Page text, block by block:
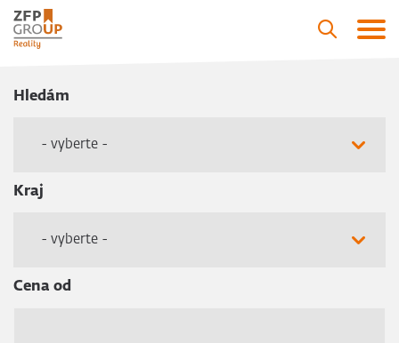
Hledám
- vyberte -
Kraj
- vyberte -
Cena od